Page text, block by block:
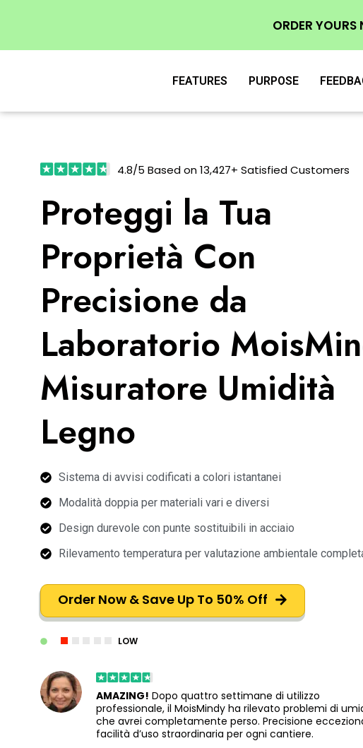
ORDER YOURS
FEATURES PURPOSE
4.8/5 Based on 13,427+ Satisfied Customers
Proteggi la Tua
Proprietà Con
Precisione da
Laboratorio
Misuratore Umidità
Legno
Sistema di avvisi codificati a colori istantanei
Modalità doppia per materiali vari e diversi
Design durevole con punte sostituibili in acciaio
Rilevamento temperatura per valutazione ambientale
Order Now & Save Up To 50% Off
LOW
AMAZING! Dopo quattro settimane di utilizzo
professionale, il MoisMindy ha rilevato problemi di
che avrei completamente perso. Precisione
facilità d’uso straordinaria per ogni cantiere.